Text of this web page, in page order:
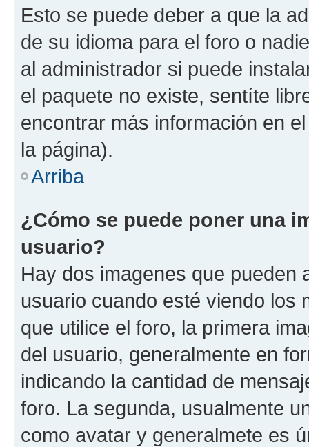
Esto se puede deber a que la
de su idioma para el foro o
al administrador si puede
el paquete no existe, sentíte
encontrar más información en
la página).
Arriba
¿Cómo se puede poner una
usuario?
Hay dos imagenes que pueden
usuario cuando esté viendo los
que utilice el foro, la primera
del usuario, generalmente en
indicando la cantidad de
foro. La segunda, usualmente
como avatar y generalmete es